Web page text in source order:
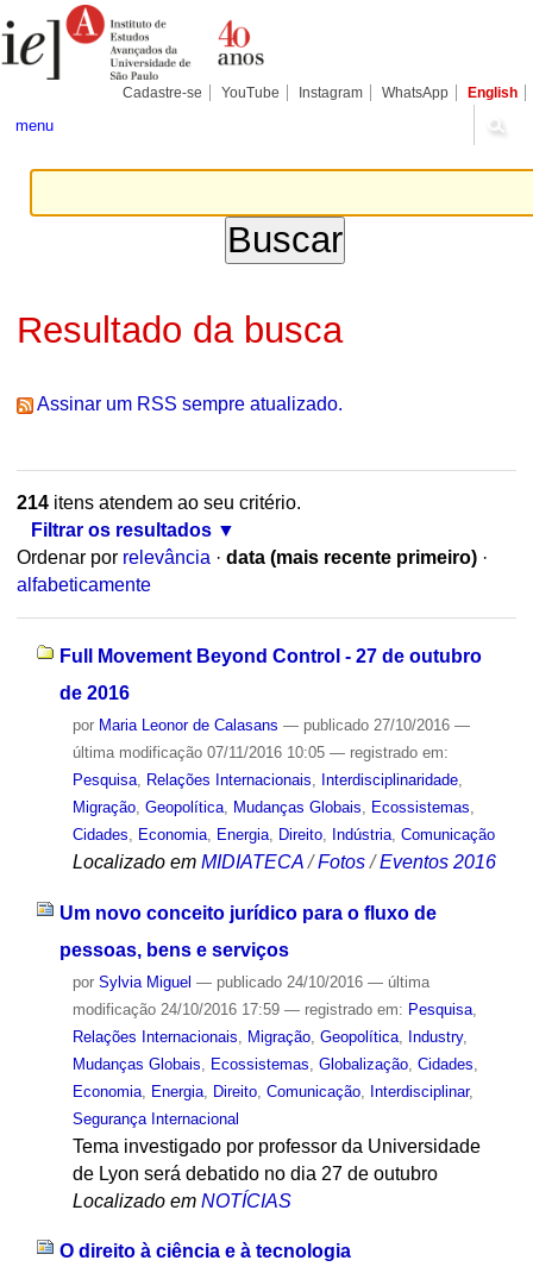
para
conteúdo.
Pessoais
Cadastre-se YouTube Instagram WhatsApp English
menu
Resultado da busca
Assinar um RSS sempre atualizado.
214itens atendem ao seu critério.
Filtrar os resultados
Ordenar por relevância · data (mais recente primeiro) ·
alfabeticamente
Full Movement Beyond Control - 27 de outubro
de 2016
por Maria Leonor de Calasans — publicado27/10/2016 —
última modificação07/11/2016 10:05 — registrado em:
Pesquisa, Relações Internacionais Interdisciplinaridade,
Migração, Geopolítica, Mudanças Globais Ecossistemas
Cidades
Economia, Energia, Direito, Indústria, Comunicação
Localizado em MIDIATECA /Fotos /Eventos 2016
Um novo conceito jurídico para o fluxo de
pessoas, bens e serviços
por Sylvia Miguel — publicado24/10/2016 — última
modificação24/10/2016 17:59 — registrado em: Pesquisa,
Relações Internacionais
Migração, Geopolítica, Industry,
Mudanças Globais
Ecossistemas Globalização, Cidades
Economia, Energia, Direito, Comunicação, Interdisciplinar,
Segurança Internacional
Tema investigado por professor da Universidade
de Lyon será debatido no dia 27 de outubro
Localizado em NOTÍCIAS
O direito à ciência e à tecnologia